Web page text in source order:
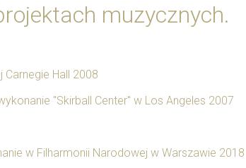
muzycznych.
Hall 2008
"Skirball Center" w Los Angeles 2007
w Filharmonii Narodowej w Warszawie 2018